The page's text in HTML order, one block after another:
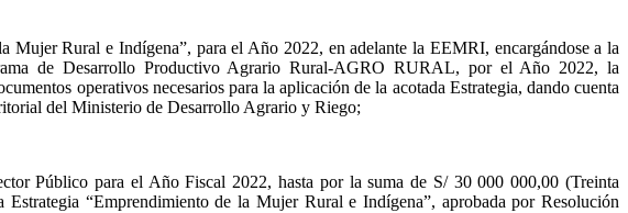
Rural e Indígena”, para el Año 2022, en adelante la EEMRI, encargándose a la
de Desarrollo Productivo Agrario Rural-AGRO RURAL, por el Año 2022, la
operativos necesarios para la aplicación de la acotada Estrategia, dando cuenta
del Ministerio de Desarrollo Agrario y Riego;
Público para el Año Fiscal 2022, hasta por la suma de S/ 30 000 000,00 (Treinta
“Emprendimiento de la Mujer Rural e Indígena”, aprobada por Resolución